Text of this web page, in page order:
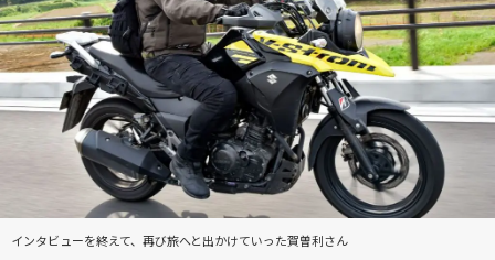
インタビューを終えて、再び旅へと出かけていった賀曽利さん